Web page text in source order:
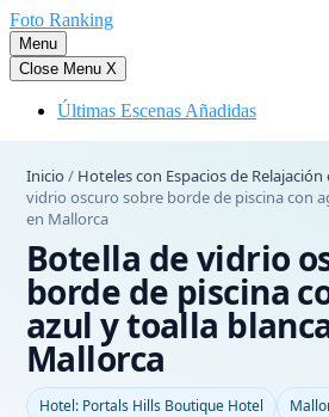
Saltar
al
contenido
Foto Ranking
Menu
Close Menu X
Últimas Escenas Añadidas
Inicio / Hoteles con Espacios de
vidrio oscuro sobre borde de piscina con
en Mallorca
Botella de vidrio
borde de piscina
azul y toalla
Mallorca
Hotel: Portals Hills Boutique Hotel